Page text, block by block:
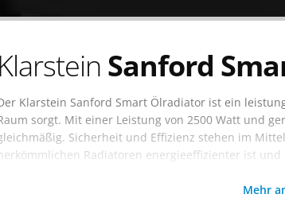
Klarstein Sanford
Klarstein Sanford Smart Ölradiator ist ein
sorgt. Mit einer Leistung von 2500 Watt und
Sicherheit und Effizienz stehen im
Radiatoren energieeffizienter ist
Dieses Heizgerät ist mobil und praktisch mit 4Mehr